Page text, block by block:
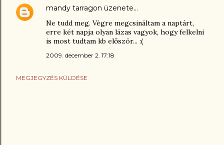
mandy tarragon üzenete…
Ne tudd meg. Végre megcsináltam a naptárt,
erre két napja olyan lázas vagyok, hogy felkelni
is most tudtam kb először... :(
2009. december 2. 17:18
MEGJEGYZÉS KÜLDÉSE